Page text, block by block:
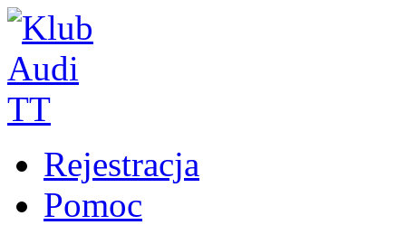
Rejestracja
Pomoc